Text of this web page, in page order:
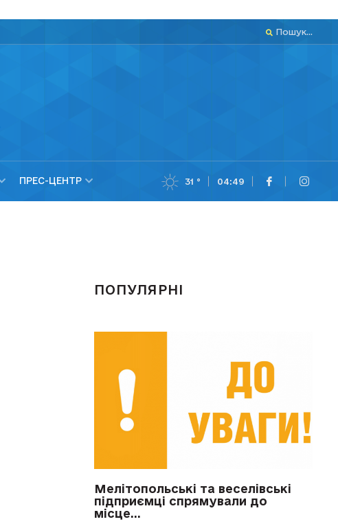
Пошук...
ПРЕС-ЦЕНТР 31 ° 04:49
ПОПУЛЯРНІ
Мелітопольські та веселівські
підприємці спрямували до
місце...